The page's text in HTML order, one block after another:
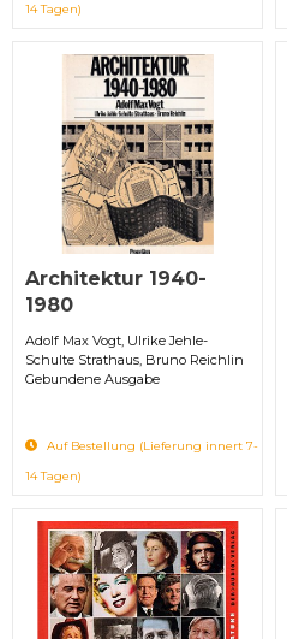
14 Tagen)
Architektur 1940-
1980
Adolf Max Vogt, Ulrike Jehle-
Schulte Strathaus, Bruno Reichlin
Gebundene Ausgabe
Auf Bestellung (Lieferung innert 7-
14 Tagen)